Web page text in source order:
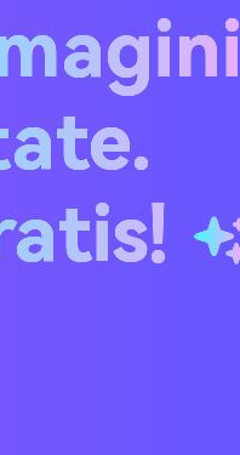
numerose
dipendono
è molto